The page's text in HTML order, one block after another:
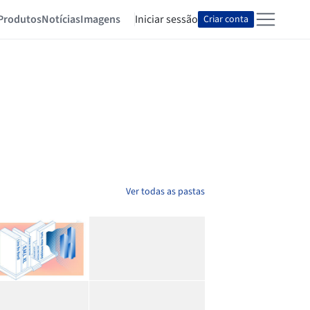
NotíciasImagens Iniciar sessão Criar conta
Ver todas as pastas